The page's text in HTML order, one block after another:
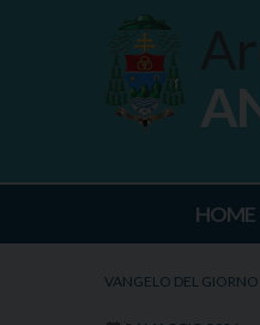
HOME
VANGELO DEL GIORNO